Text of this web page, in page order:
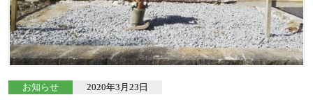
お知らせ 2020年3月23日